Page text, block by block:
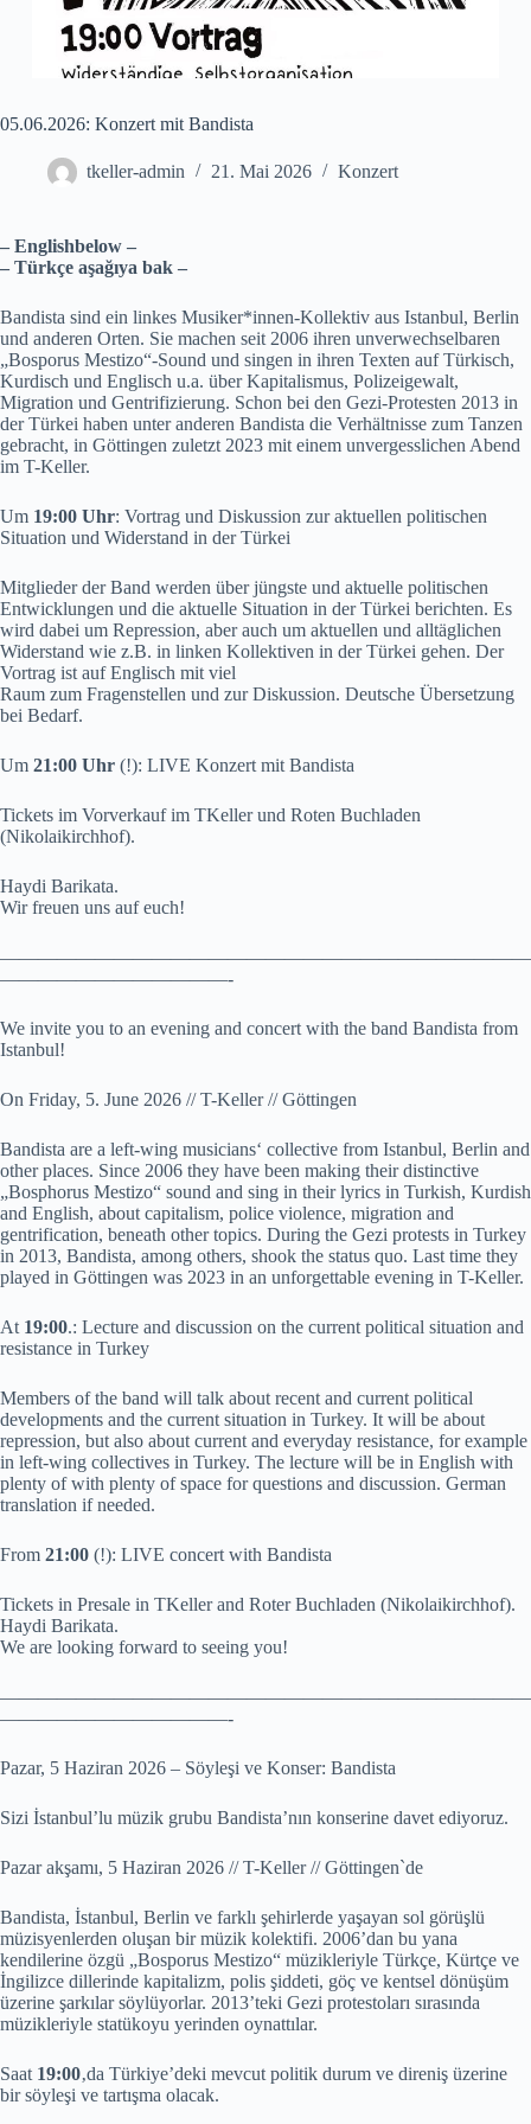
05.06.2026: Konzert mit Bandista
tkeller-admin 21. Mai 2026 Konzert
– Englishbelow –
– Türkçe aşağıya bak –
Bandista sind ein linkes Musiker*innen-Kollektiv aus Istanbul, Berlin
und anderen Orten. Sie machen seit 2006 ihren unverwechselbaren
„Bosporus Mestizo“-Sound und singen in ihren Texten auf Türkisch,
Kurdisch und Englisch u.a. über Kapitalismus, Polizeigewalt,
Migration und Gentrifizierung. Schon bei den Gezi-Protesten 2013 in
der Türkei haben unter anderen Bandista die Verhältnisse zum Tanzen
gebracht, in Göttingen zuletzt 2023 mit einem unvergesslichen Abend
im T-Keller.
Um 19:00 Uhr: Vortrag und Diskussion zur aktuellen politischen
Situation und Widerstand in der Türkei
Mitglieder der Band werden über jüngste und aktuelle politischen
Entwicklungen und die aktuelle Situation in der Türkei berichten. Es
wird dabei um Repression, aber auch um aktuellen und alltäglichen
Widerstand wie z.B. in linken Kollektiven in der Türkei gehen. Der
Vortrag ist auf Englisch mit viel
Raum zum Fragenstellen und zur Diskussion. Deutsche Übersetzung
bei Bedarf.
Um 21:00 Uhr (!): LIVE Konzert mit Bandista
Tickets im Vorverkauf im TKeller und Roten Buchladen
(Nikolaikirchhof).
Haydi Barikata.
Wir freuen uns auf euch!
————————————————————————————
————————————-
We invite you to an evening and concert with the band Bandista from
Istanbul!
On Friday, 5. June 2026 // T-Keller // Göttingen
Bandista are a left-wing musicians‘ collective from Istanbul, Berlin and
other places. Since 2006 they have been making their distinctive
„Bosphorus Mestizo“ sound and sing in their lyrics in Turkish, Kurdish
and English, about capitalism, police violence, migration and
gentrification, beneath other topics. During the Gezi protests in Turkey
in 2013, Bandista, among others, shook the status quo. Last time they
played in Göttingen was 2023 in an unforgettable evening in T-Keller.
At 19:00.: Lecture and discussion on the current political situation and
resistance in Turkey
Members of the band will talk about recent and current political
developments and the current situation in Turkey. It will be about
repression, but also about current and everyday resistance, for example
in left-wing collectives in Turkey. The lecture will be in English with
plenty of with plenty of space for questions and discussion. German
translation if needed.
From 21:00 (!): LIVE concert with Bandista
Tickets in Presale in TKeller and Roter Buchladen (Nikolaikirchhof).
Haydi Barikata.
We are looking forward to seeing you!
————————————————————————————
————————————-
Pazar, 5 Haziran 2026 – Söyleşi ve Konser: Bandista
Sizi İstanbul’lu müzik grubu Bandista’nın konserine davet ediyoruz.
Pazar akşamı, 5 Haziran 2026 // T-Keller // Göttingen`de
Bandista, İstanbul, Berlin ve farklı şehirlerde yaşayan sol görüşlü
müzisyenlerden oluşan bir müzik kolektifi. 2006’dan bu yana
kendilerine özgü „Bosporus Mestizo“ müzikleriyle Türkçe, Kürtçe ve
İngilizce dillerinde kapitalizm, polis şiddeti, göç ve kentsel dönüşüm
üzerine şarkılar söylüyorlar. 2013’teki Gezi protestoları sırasında
müzikleriyle statükoyu yerinden oynattılar.
Saat 19:00‚da Türkiye’deki mevcut politik durum ve direniş üzerine
bir söyleşi ve tartışma olacak.